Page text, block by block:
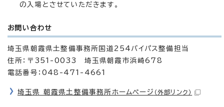
の入場とさせていただきます。
お問い合わせ
埼玉県朝霞県土整備事務所国道254バイパス整備担当
住所：〒351-0033 埼玉県朝霞市浜崎678
電話番号：048-471-4661
埼玉県 朝霞県土整備事務所ホームページ （外部リンク）